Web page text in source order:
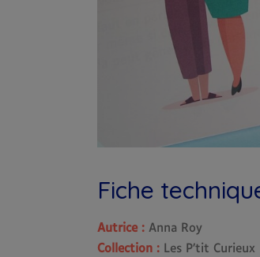
Fiche
Autrice : Anna Roy
Collection : Les P’tit Curieux